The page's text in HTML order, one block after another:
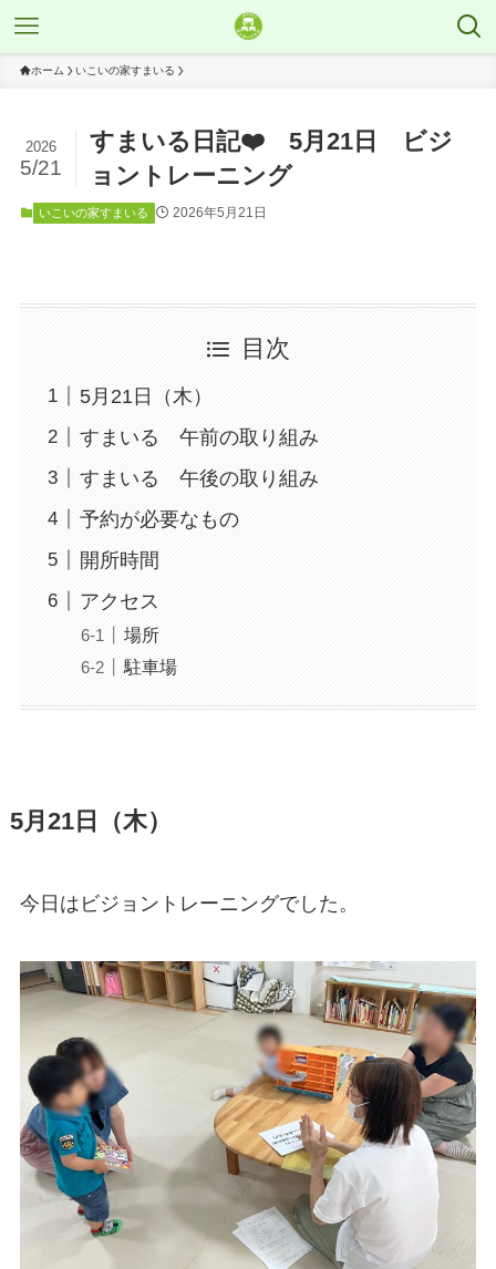
ホーム いこいの家すまいる
すまいる日記❤️ 5月21日 ビジ
ョントレーニング
2026
5/21
いこいの家すまいる 2026年5月21日
目次
5月21日（木）
すまいる 午前の取り組み
すまいる 午後の取り組み
予約が必要なもの
開所時間
アクセス
場所
駐車場
5月21日（木）
今日はビジョントレーニングでした。